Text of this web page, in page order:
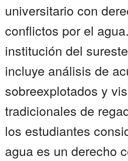
universitario con
conflictos por el
institución del
incluye análisis de
sobreexplotados y
tradicionales de
los estudiantes
agua es un derecho